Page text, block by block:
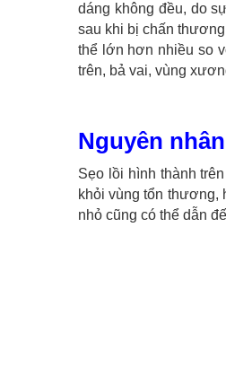
dáng không đều, do
sau khi bị chấn
thể lớn hơn nhiều so
trên, bả vai, vùng
Nguyên
Sẹo lồi hình thành
khỏi vùng tổn
nhỏ cũng có thể dẫn